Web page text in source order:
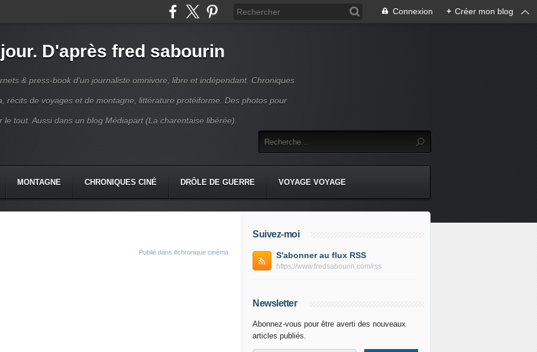
Connexion + Créer mon blog
D'après fred sabourin
& press-book d'un journaliste omnivore, libre et indépendant. Chroniques
récits de voyages et de montagne, littérature protéiforme. Des photos pour
le tout. Aussi dans un blog Médiapart (La charentaise libérée).
MONTAGNE CHRONIQUES CINÉ DRÔLE DE GUERRE VOYAGE VOYAGE
Publié dans #chronique cinéma
Suivez-moi
S'abonner au flux RSS
https://www.fredsabourin.com/rss
Newsletter
Abonnez-vous pour être averti des nouveaux
articles publiés.